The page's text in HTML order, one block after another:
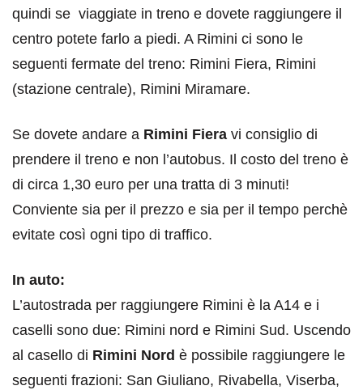
quindi se viaggiate in treno e dovete raggiungere il
centro potete farlo a piedi. A Rimini ci sono le
seguenti fermate del treno: Rimini Fiera, Rimini
(stazione centrale), Rimini Miramare.
Se dovete andare a Rimini Fiera vi consiglio di
prendere il treno e non l’autobus. Il costo del treno è
di circa 1,30 euro per una tratta di 3 minuti!
Conviente sia per il prezzo e sia per il tempo perchè
evitate così ogni tipo di traffico.
In auto:
L’autostrada per raggiungere Rimini è la A14 e i
caselli sono due: Rimini nord e Rimini Sud. Uscendo
al casello di Rimini Nord è possibile raggiungere le
seguenti frazioni: San Giuliano, Rivabella, Viserba,